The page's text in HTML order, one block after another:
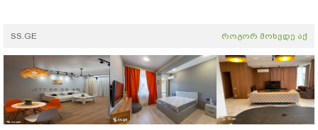
SS.GE როგორ მოხვდე აქ